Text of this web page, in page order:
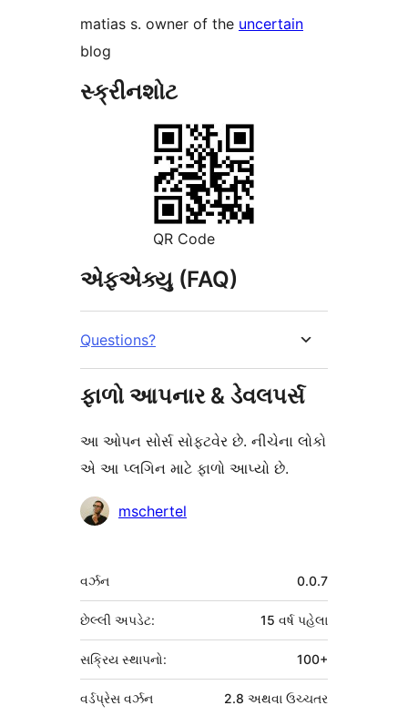
matias s. owner of the uncertain
blog
સ્ક્રીનશોટ
QR Code
એફએક્યુ (FAQ)
Questions?
ફાળો આપનાર & ડેવલપર્સ
આ ઓપન સોર્સ સોફ્ટવેર છે. નીચેના લોકો
એ આ પ્લગિન માટે ફાળો આપ્યો છે.
ફાળો
mschertel
મેટા
વર્ઝન 0.0.7
છેલ્લી અપડેટ: 15 વર્ષપહેલા
સક્રિય સ્થાપનો: 100+
વર્ડપ્રેસ વર્ઝન 2.8 અથવા ઉચ્ચતર